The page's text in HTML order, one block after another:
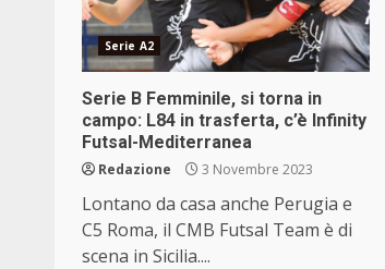
Serie A2
Serie B Femminile, si torna in
campo: L84 in trasferta, c’è Infinity
Futsal-Mediterranea
Redazione 3 Novembre 2023
Lontano da casa anche Perugia e
C5 Roma, il CMB Futsal Team è di
scena in Sicilia....